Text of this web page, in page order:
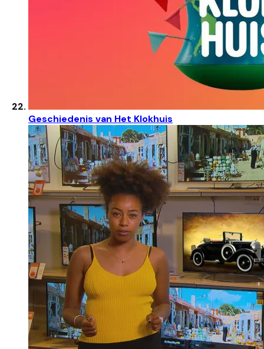
Geschiedenis van Het Klokhuis